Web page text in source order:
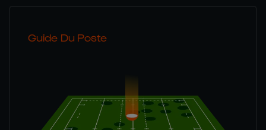
Guide Du Poste